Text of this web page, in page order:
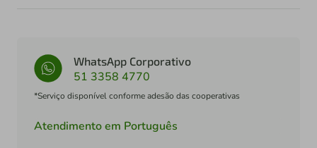
WhatsApp Corporativo
51 3358 4770
*Serviço disponível conforme adesão das cooperativas
Atendimento em Português